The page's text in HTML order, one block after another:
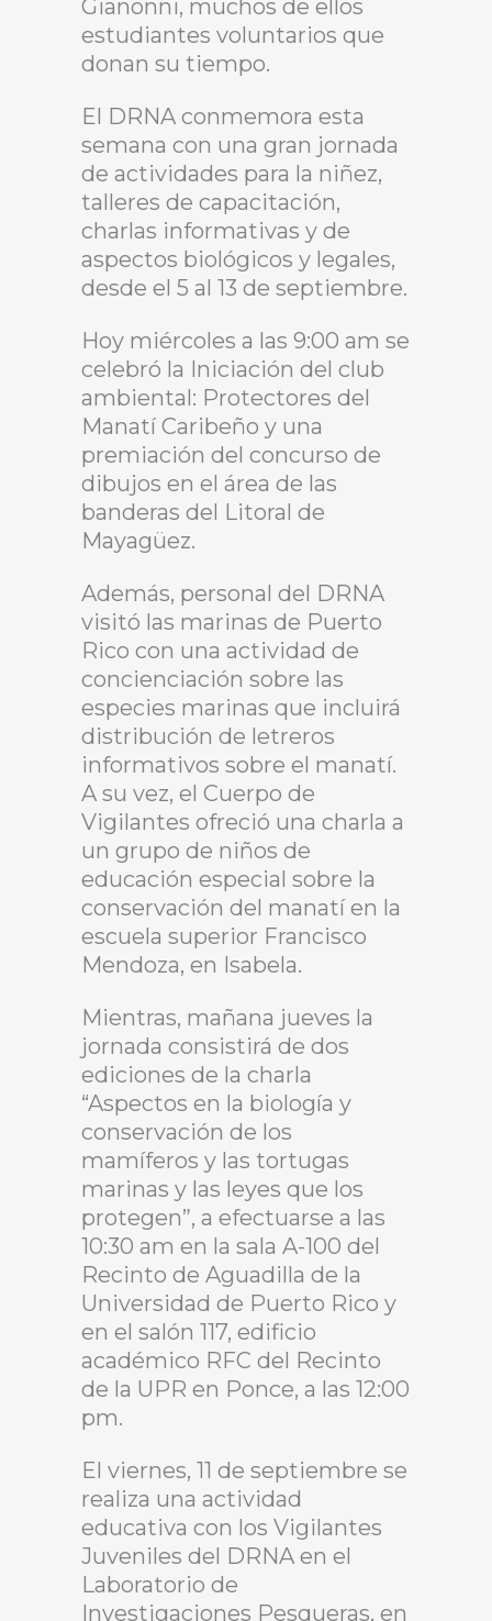
Gianonni, muchos de ellos
estudiantes voluntarios que
donan su tiempo.
El DRNA conmemora esta
semana con una gran jornada
de actividades para la niñez,
talleres de capacitación,
charlas informativas y de
aspectos biológicos y legales,
desde el 5 al 13 de septiembre.
Hoy miércoles a las 9:00 am se
celebró la Iniciación del club
ambiental: Protectores del
Manatí Caribeño y una
premiación del concurso de
dibujos en el área de las
banderas del Litoral de
Mayagüez.
Además, personal del DRNA
visitó las marinas de Puerto
Rico con una actividad de
concienciación sobre las
especies marinas que incluirá
distribución de letreros
informativos sobre el manatí.
A su vez, el Cuerpo de
Vigilantes ofreció una charla a
un grupo de niños de
educación especial sobre la
conservación del manatí en la
escuela superior Francisco
Mendoza, en Isabela.
Mientras, mañana jueves la
jornada consistirá de dos
ediciones de la charla
“Aspectos en la biología y
conservación de los
mamíferos y las tortugas
marinas y las leyes que los
protegen”, a efectuarse a las
10:30 am en la sala A-100 del
Recinto de Aguadilla de la
Universidad de Puerto Rico y
en el salón 117, edificio
académico RFC del Recinto
de la UPR en Ponce, a las 12:00
pm.
El viernes, 11 de septiembre se
realiza una actividad
educativa con los Vigilantes
Juveniles del DRNA en el
Laboratorio de
Investigaciones Pesqueras, en